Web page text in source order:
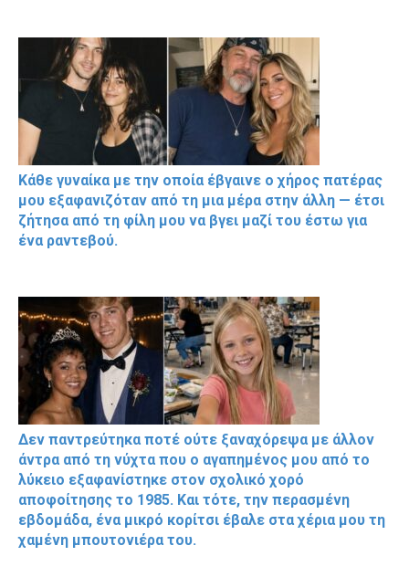
Κάθε γυναίκα με την οποία έβγαινε ο χήρος πατέρας
μου εξαφανιζόταν από τη μια μέρα στην άλλη — έτσι
ζήτησα από τη φίλη μου να βγει μαζί του έστω για
ένα ραντεβού.
Δεν παντρεύτηκα ποτέ ούτε ξαναχόρεψα με άλλον
άντρα από τη νύχτα που ο αγαπημένος μου από το
λύκειο εξαφανίστηκε στον σχολικό χορό
αποφοίτησης το 1985. Και τότε, την περασμένη
εβδομάδα, ένα μικρό κορίτσι έβαλε στα χέρια μου τη
χαμένη μπουτονιέρα του.